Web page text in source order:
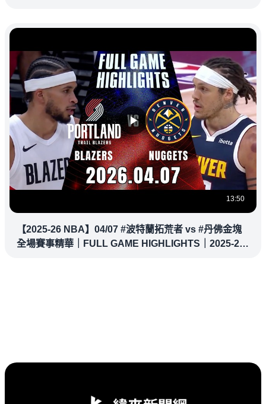
13:50
【2025-26 NBA】04/07 #波特蘭拓荒者 vs #丹佛金塊
全場賽事精華｜FULL GAME HIGHLIGHTS｜2025-26